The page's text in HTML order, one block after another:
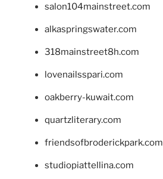
salon104mainstreet.com
alkaspringswater.com
318mainstreet8h.com
lovenailsspari.com
oakberry-kuwait.com
quartzliterary.com
friendsofbroderickpark.com
studiopiattellina.com